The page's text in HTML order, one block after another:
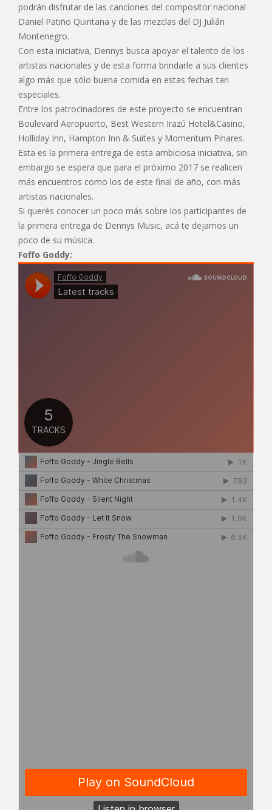
podrán disfrutar de las canciones del compositor nacional
Daniel Patiño Quintana y de las mezclas del DJ Julián
Montenegro.
Con esta iniciativa, Dennys busca apoyar el talento de los
artistas nacionales y de esta forma brindarle a sus clientes
algo más que sólo buena comida en estas fechas tan
especiales.
Entre los patrocinadores de este proyecto se encuentran
Boulevard Aeropuerto, Best Western Irazú Hotel&Casino,
Holliday Inn, Hampton Inn & Suites y Momentum Pinares.
Esta es la primera entrega de esta ambiciosa iniciativa, sin
embargo se espera que para el próximo 2017 se realicen
más encuentros como los de este final de año, con más
artistas nacionales.
Si querés conocer un poco más sobre los participantes de
la primera entrega de Dennys Music, acá te dejamos un
poco de su música.
Foffo Goddy: